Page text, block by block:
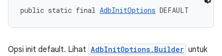
public static final AdbInitOptions DEFAULT
Opsi init default. Lihat AdbInitOptions.Builder untuk